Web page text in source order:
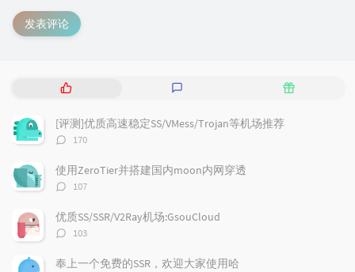
发表评论
热
文
章
随
[评测]优质高速稳定SS/VMess/Trojan等机场推荐
评
数：
170
使用ZeroTier并搭建国内moon内网穿透
评
数：
107
优质SS/SSR/V2Ray机场:GsouCloud
评
数：
103
奉上一个免费的SSR，欢迎大家使用哈